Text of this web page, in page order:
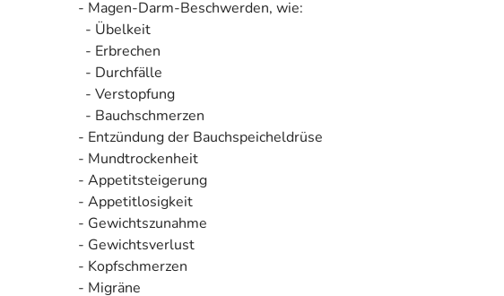
- Magen-Darm-Beschwerden, wie:
- Übelkeit
- Erbrechen
- Durchfälle
- Verstopfung
- Bauchschmerzen
- Entzündung der Bauchspeicheldrüse
- Mundtrockenheit
- Appetitsteigerung
- Appetitlosigkeit
- Gewichtszunahme
- Gewichtsverlust
- Kopfschmerzen
- Migräne